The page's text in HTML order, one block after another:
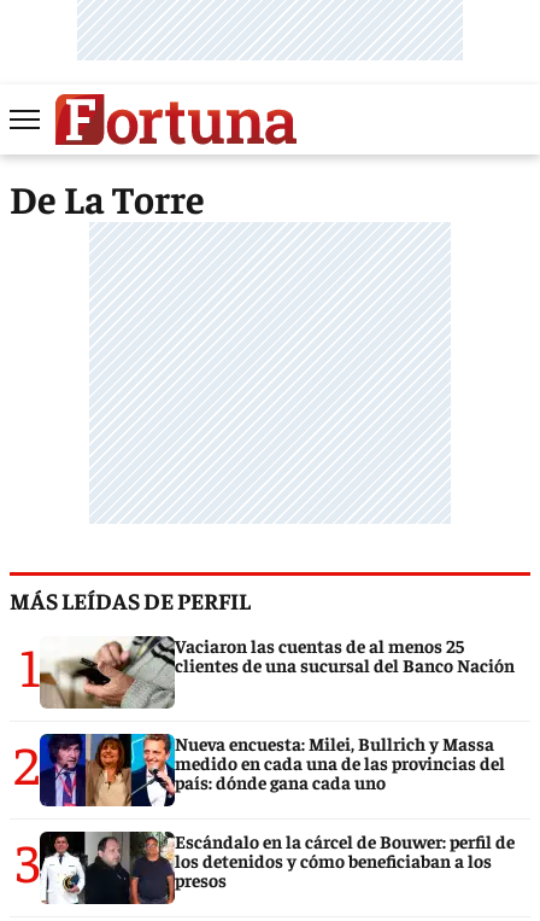
De La Torre
MÁS LEÍDAS DE PERFIL
1
Vaciaron las cuentas de al menos 25
clientes de una sucursal del Banco Nación
2
Nueva encuesta: Milei, Bullrich y Massa
medido en cada una de las provincias del
país: dónde gana cada uno
3
Escándalo en la cárcel de Bouwer: perfil de
los detenidos y cómo beneficiaban a los
presos